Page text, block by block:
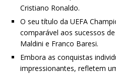
Cristiano Ronaldo.
O seu título da UEFA
comparável aos sucessos
Maldini e Franco Baresi.
Embora as conquistas
impressionantes, refletem